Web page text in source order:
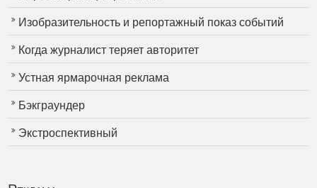
Изобразительность и репортажный показ событий
Когда журналист теряет авторитет
Устная ярмарочная реклама
Бэкграундер
Экстроспективный